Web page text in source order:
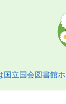
国立国会図書館